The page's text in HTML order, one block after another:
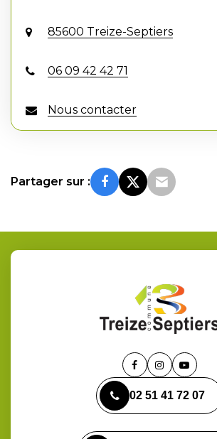
85600 Treize-Septiers
06 09 42 42 71
Nous contacter
Partager sur :
Lien
le
compte
Lien
le
compte
Lien
la
chaîne
02 51 41 72 07